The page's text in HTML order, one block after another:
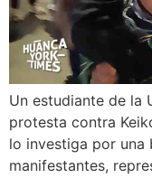
Un estudiante de la
protesta contra
lo investiga por una
manifestantes,